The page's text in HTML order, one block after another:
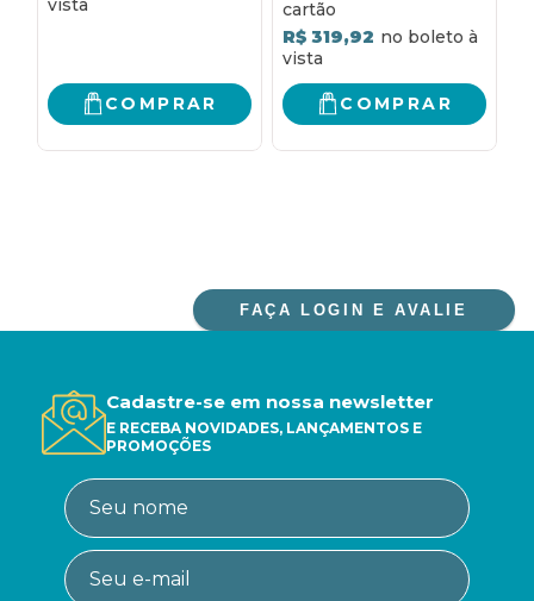
COMPRAR
R$ 319,92
COMPRAR
FAÇA LOGIN E AVALIE
Cadastre-se em nossa newsletter
E RECEBA NOVIDADES, LANÇAMENTOS E
PROMOÇÕES